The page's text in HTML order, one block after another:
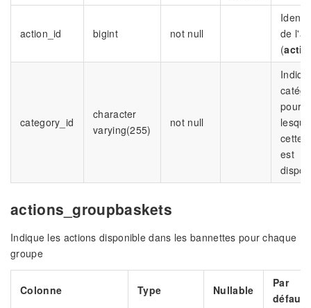
action_id bigint not null
de
(
category_id
character
varying(255)
not null
pour
cette
est
actions_groupbaskets
Indique les actions disponible dans les bannettes pour chaque
groupe
Colonne Type Nullable
Par
défaut